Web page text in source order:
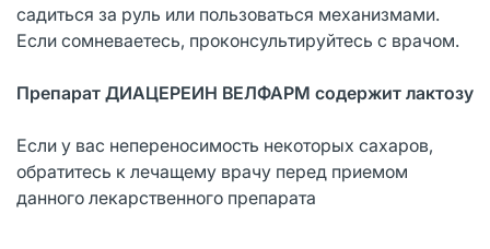
садиться за руль или пользоваться механизмами.
Если сомневаетесь, проконсультируйтесь с врачом.
Препарат ДИАЦЕРЕИН ВЕЛФАРМ содержит лактозу
Если у вас непереносимость некоторых сахаров,
обратитесь к лечащему врачу перед приемом
данного лекарственного препарата